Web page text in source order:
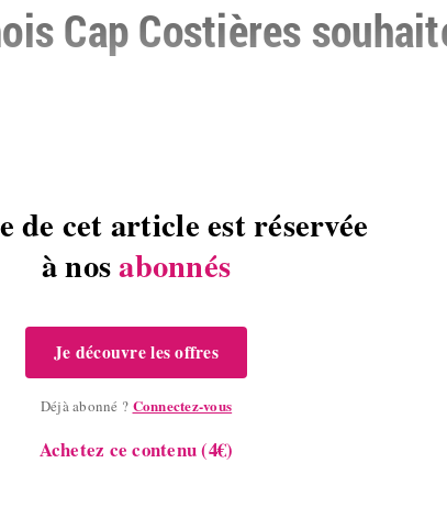
Cap Costières
de cet article est réservée
à nosabonnés
Je découvre les offres
Déjà abonné ? Connectez-vous
Achetez ce contenu (4€)